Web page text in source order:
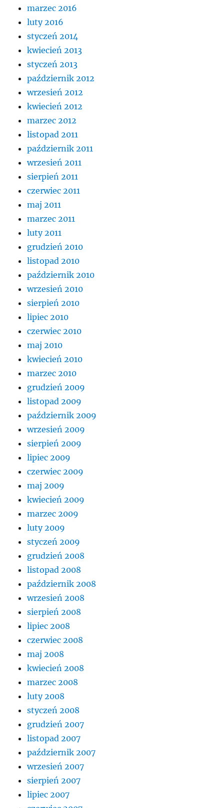
marzec 2016
luty 2016
styczeń 2014
kwiecień 2013
styczeń 2013
październik 2012
wrzesień 2012
kwiecień 2012
marzec 2012
listopad 2011
październik 2011
wrzesień 2011
sierpień 2011
czerwiec 2011
maj 2011
marzec 2011
luty 2011
grudzień 2010
listopad 2010
październik 2010
wrzesień 2010
sierpień 2010
lipiec 2010
czerwiec 2010
maj 2010
kwiecień 2010
marzec 2010
grudzień 2009
listopad 2009
październik 2009
wrzesień 2009
sierpień 2009
lipiec 2009
czerwiec 2009
maj 2009
kwiecień 2009
marzec 2009
luty 2009
styczeń 2009
grudzień 2008
listopad 2008
październik 2008
wrzesień 2008
sierpień 2008
lipiec 2008
czerwiec 2008
maj 2008
kwiecień 2008
marzec 2008
luty 2008
styczeń 2008
grudzień 2007
listopad 2007
październik 2007
wrzesień 2007
sierpień 2007
lipiec 2007